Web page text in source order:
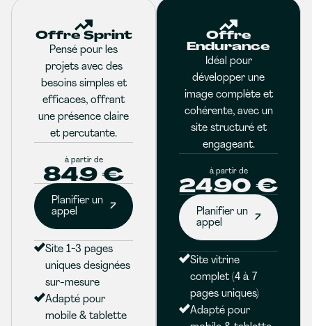
Offre Sprint
Pensé pour les
projets avec des
besoins simples et
efficaces, offrant
une présence claire
et percutante.
à partir de
849 €
Planifier un
appel
Site 1-3 pages
uniques designées
sur-mesure
Adapté pour
mobile & tablette
Offre
Endurance
Idéal pour
développer une
image complète et
cohérente, avec un
site structuré et
engageant.
à partir de
2490 €
Planifier un
appel
Site vitrine
complet (4 à 7
pages uniques)
Adapté pour